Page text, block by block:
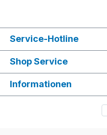
Service-Hotline
Shop Service
Informationen